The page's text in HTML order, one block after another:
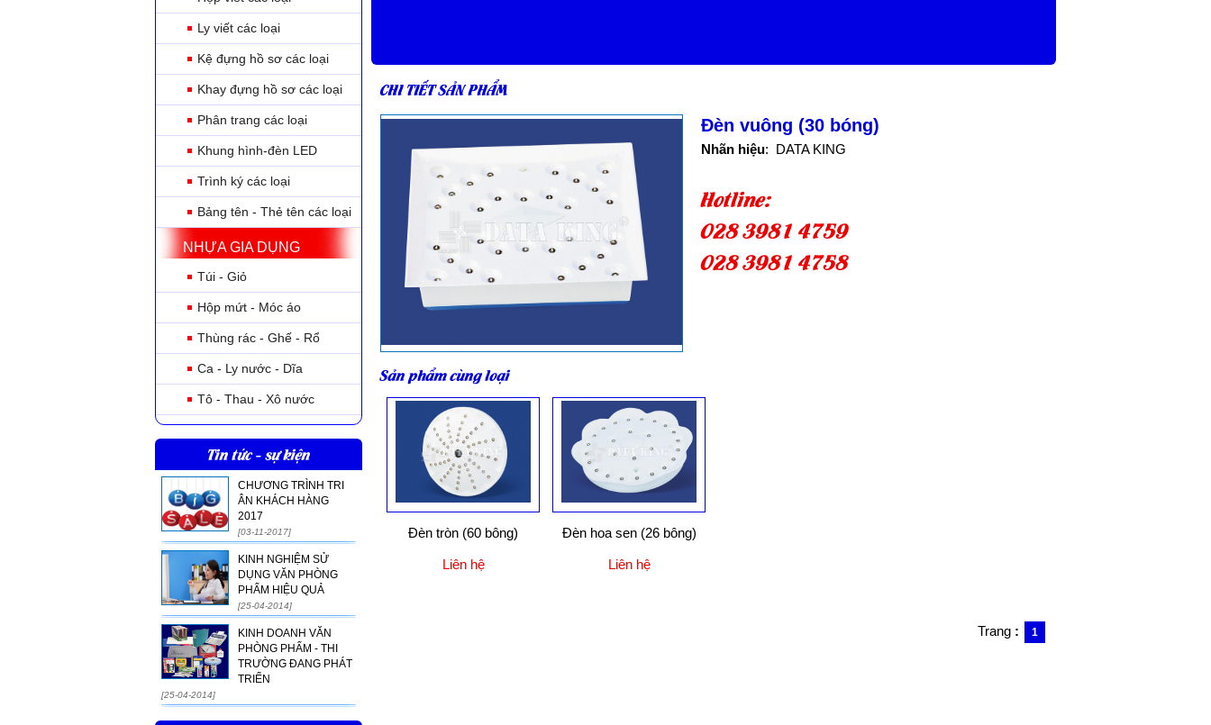
Ly viết các loại
Kệ đựng hồ sơ các loại
Khay đựng hồ sơ các loại
Phân trang các loại
Khung hình-đèn LED
Trình ký các loại
Bảng tên - Thẻ tên các loại
NHỰA GIA DỤNG
Túi - Giỏ
Hộp mứt - Móc áo
Thùng rác - Ghế - Rổ
Ca - Ly nước - Dĩa
Tô - Thau - Xô nước
Tin tức - sự kiện
CHƯƠNG TRÌNH TRI
ÂN KHÁCH HÀNG
2017
[03-11-2017]
KINH NGHIỆM SỬ
DỤNG VĂN PHÒNG
PHẨM HIỆU QUẢ
[25-04-2014]
KINH DOANH VĂN
PHÒNG PHẨM - THI
TRƯỜNG ĐANG PHÁT
TRIỂN
[25-04-2014]
CHI TIẾT SẢN PHẨM
Đèn vuông (30 bóng)
Nhãn hiệu: DATA KING
Hotline:
028 3981 4759
028 3981 4758
Sản phẩm cùng loại
Đèn tròn (60 bông)
Liên hệ
Đèn hoa sen (26 bông)
Liên hệ
Trang : 1